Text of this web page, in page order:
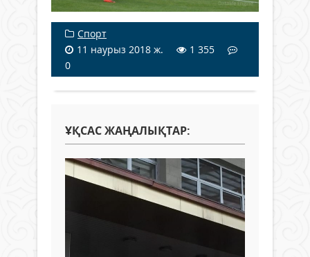
Спорт
11 наурыз 2018 ж.
1 355
0
ҰҚСАС ЖАҢАЛЫҚТАР: